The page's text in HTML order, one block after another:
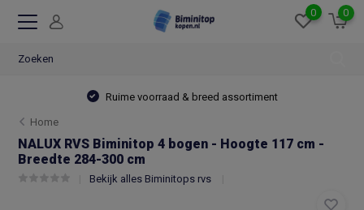
0 0
Ruime voorraad & breed assortiment
Home
NALUX RVS Biminitop 4 bogen - Hoogte 117 cm -
Breedte 284-300 cm
Bekijk alles Biminitops rvs